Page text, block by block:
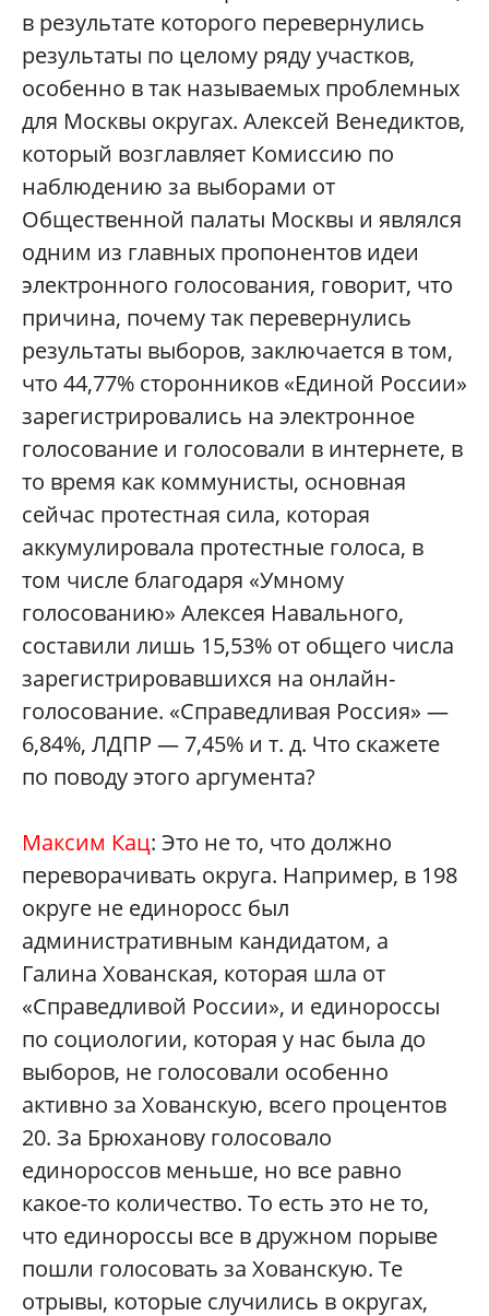
в результате которого перевернулись
результаты по целому ряду участков,
особенно в так называемых проблемных
для Москвы округах. Алексей Венедиктов,
который возглавляет Комиссию по
наблюдению за выборами от
Общественной палаты Москвы и являлся
одним из главных пропонентов идеи
электронного голосования, говорит, что
причина, почему так перевернулись
результаты выборов, заключается в том,
что 44,77% сторонников «Единой России»
зарегистрировались на электронное
голосование и голосовали в интернете, в
то время как коммунисты, основная
сейчас протестная сила, которая
аккумулировала протестные голоса, в
том числе благодаря «Умному
голосованию» Алексея Навального,
составили лишь 15,53% от общего числа
зарегистрировавшихся на онлайн-
голосование. «Справедливая Россия» —
6,84%, ЛДПР — 7,45% и т. д. Что скажете
по поводу этого аргумента?
Максим Кац: Это не то, что должно
переворачивать округа. Например, в 198
округе не единоросс был
административным кандидатом, а
Галина Хованская, которая шла от
«Справедливой России», и единороссы
по социологии, которая у нас была до
выборов, не голосовали особенно
активно за Хованскую, всего процентов
20. За Брюханову голосовало
единороссов меньше, но все равно
какое-то количество. То есть это не то,
что единороссы все в дружном порыве
пошли голосовать за Хованскую. Те
отрывы, которые случились в округах,